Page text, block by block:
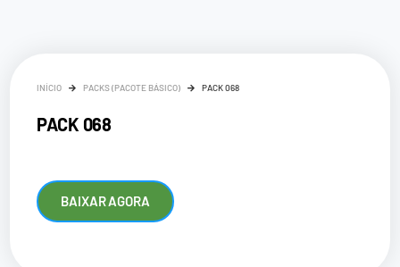
INÍCIO PACKS (PACOTE BÁSICO) PACK 068
PACK 068
BAIXAR AGORA